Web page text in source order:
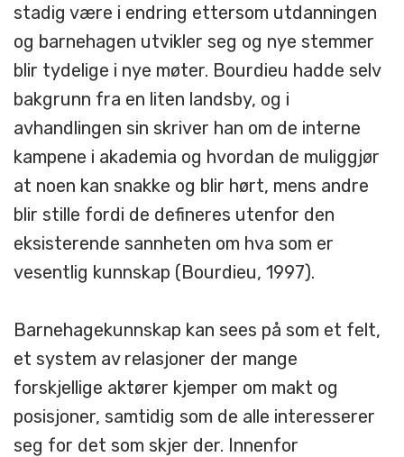
stadig være i endring ettersom utdanningen
og barnehagen utvikler seg og nye stemmer
blir tydelige i nye møter. Bourdieu hadde selv
bakgrunn fra en liten landsby, og i
avhandlingen sin skriver han om de interne
kampene i akademia og hvordan de muliggjør
at noen kan snakke og blir hørt, mens andre
blir stille fordi de defineres utenfor den
eksisterende sannheten om hva som er
vesentlig kunnskap (Bourdieu, 1997).
Barnehagekunnskap kan sees på som et felt,
et system av relasjoner der mange
forskjellige aktører kjemper om makt og
posisjoner, samtidig som de alle interesserer
seg for det som skjer der. Innenfor